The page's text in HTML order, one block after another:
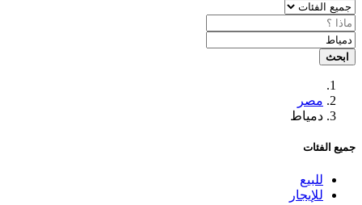
ابحث
مصر
دمياط
جميع الفئات
للبيع
للإيجار